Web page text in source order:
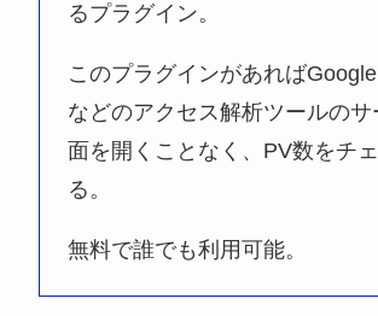
るプラグイン。
このプラグインがあれば
などのアクセス解析ツールのサ
面を開くことなく、PV数をチ
る。
無料で誰でも利用可能。